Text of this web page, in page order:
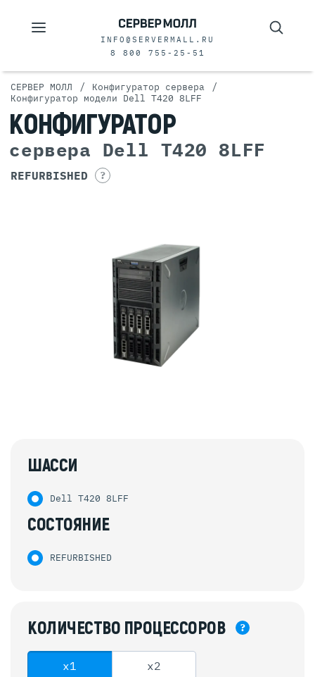
INFO@SERVERMALL.RU
8 800 755-25-51
СЕРВЕР МОЛЛ / Конфигуратор сервера /
Конфигуратор модели Dell T420 8LFF
КОНФИГУРАТОР
сервера Dell T420 8LFF
REFURBISHED ?
ШАССИ
Dell T420 8LFF
СОСТОЯНИЕ
REFURBISHED
КОЛИЧЕСТВО ПРОЦЕССОРОВ ?
x1 x2